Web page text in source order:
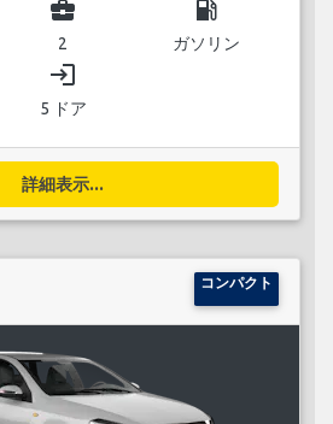
business_center
2
local_gas_station
ガソリン
login
5 ドア
詳細表示...
コンパクト